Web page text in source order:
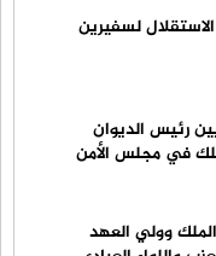
لسفيرين
رئيس الديوان
في مجلس الأمن
وولي العهد